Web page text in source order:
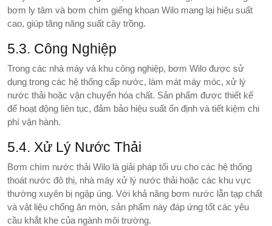
bơm ly tâm và bơm chìm giếng khoan Wilo mang lại hiệu suất
cao, giúp tăng năng suất cây trồng.
5.3. Công Nghiệp
Trong các nhà máy và khu công nghiệp, bơm Wilo được sử
dụng trong các hệ thống cấp nước, làm mát máy móc, xử lý
nước thải hoặc vận chuyển hóa chất. Sản phẩm được thiết kế
để hoạt động liên tục, đảm bảo hiệu suất ổn định và tiết kiệm chi
phí vận hành.
5.4. Xử Lý Nước Thải
Bơm chìm nước thải Wilo là giải pháp tối ưu cho các hệ thống
thoát nước đô thị, nhà máy xử lý nước thải hoặc các khu vực
thường xuyên bị ngập úng. Với khả năng bơm nước lẫn tạp chất
và vật liệu chống ăn mòn, sản phẩm này đáp ứng tốt các yêu
cầu khắt khe của ngành môi trường.